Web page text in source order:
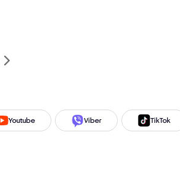
Youtube Viber TikTok